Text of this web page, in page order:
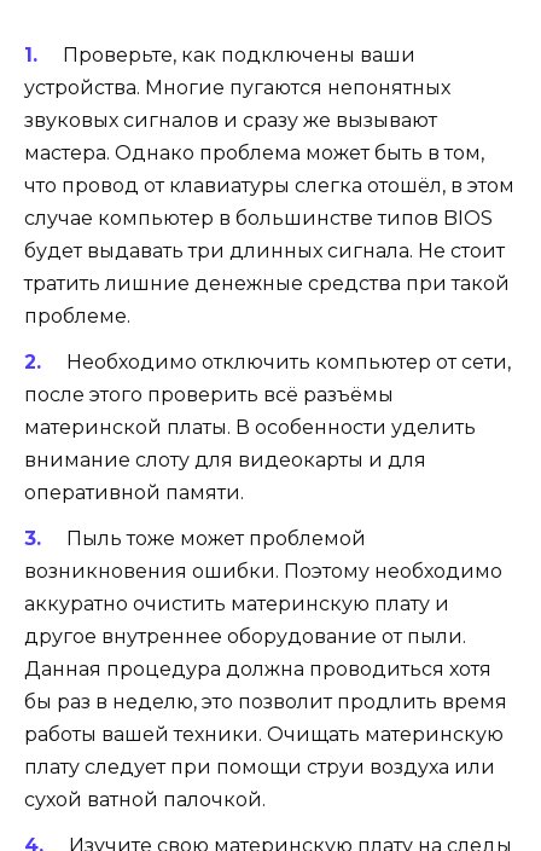
Проверьте, как подключены ваши
устройства. Многие пугаются непонятных
звуковых сигналов и сразу же вызывают
мастера. Однако проблема может быть в том,
что провод от клавиатуры слегка отошёл, в этом
случае компьютер в большинстве типов BIOS
будет выдавать три длинных сигнала. Не стоит
тратить лишние денежные средства при такой
проблеме.
Необходимо отключить компьютер от сети,
после этого проверить всё разъёмы
материнской платы. В особенности уделить
внимание слоту для видеокарты и для
оперативной памяти.
Пыль тоже может проблемой
возникновения ошибки. Поэтому необходимо
аккуратно очистить материнскую плату и
другое внутреннее оборудование от пыли.
Данная процедура должна проводиться хотя
бы раз в неделю, это позволит продлить время
работы вашей техники. Очищать материнскую
плату следует при помощи струи воздуха или
сухой ватной палочкой.
Изучите свою материнскую плату на следы